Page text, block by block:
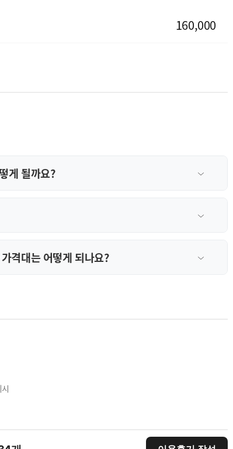
160,000
게 될까요?
격대는 어떻게 되나요?